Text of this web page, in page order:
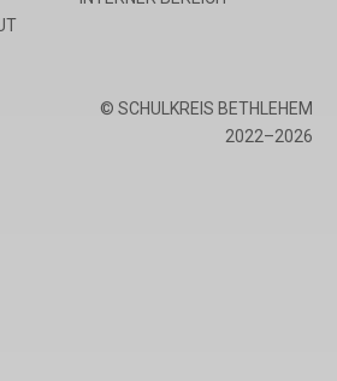
© SCHULKREIS BETHLEHEM
2022–2026